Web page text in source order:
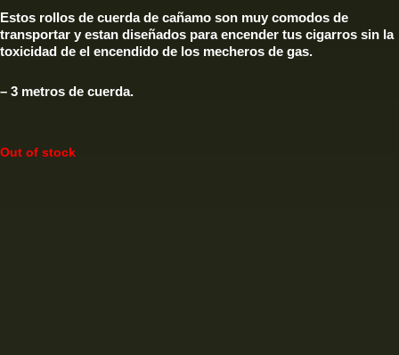
Estos rollos de cuerda de cañamo son muy comodos de
transportar y estan diseñados para encender tus cigarros sin la
toxicidad de el encendido de los mecheros de gas.
– 3 metros de cuerda.
Out of stock